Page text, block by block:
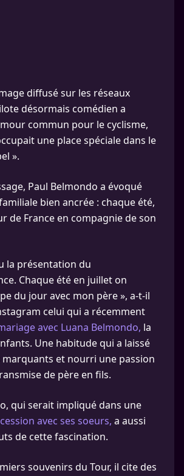
diffusé sur les réseaux
désormais comédien a
commun pour le cyclisme,
une place spéciale dans le
».
Paul Belmondo a évoqué
bien ancrée : chaque été,
de France en compagnie de son
la présentation du
Chaque été en juillet on
du jour avec mon père », a-t-il
celui qui a récemment
avec Luana Belmondo, la
Une habitude qui a laissé
marquants et nourri une passion
de père en fils.
qui serait impliqué dans une
avec ses soeurs, a aussi
de cette fascination.
souvenirs du Tour, il cite des